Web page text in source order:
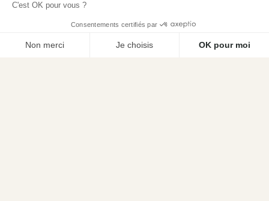
Ajouter au panier
VOIR L'ATTESTATION 10
Basé sur 5 avis
C'est OK pour vous ?
Consentements certifiés par
Non merci Je choisis OK pour moi